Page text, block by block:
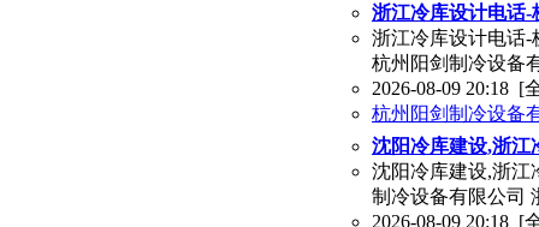
浙江冷库设计电话-
浙江冷库设计电话-
杭州阳剑制冷设备
2026-08-09 20:18 [
杭州阳剑制冷设备
沈阳冷库建设,浙江
沈阳冷库建设,浙江
制冷设备有限公司
2026-08-09 20:18 [